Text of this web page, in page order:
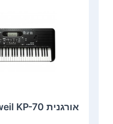
‏אורגנית Kurzweil KP-70